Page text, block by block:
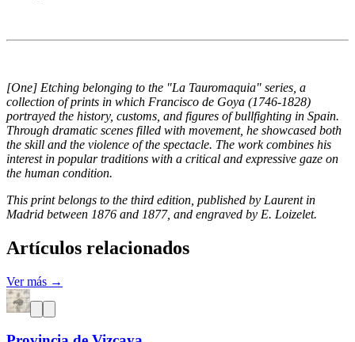
[One] Etching belonging to the "La Tauromaquia" series, a
collection of prints in which Francisco de Goya (1746-1828)
portrayed the history, customs, and figures of bullfighting in Spain.
Through dramatic scenes filled with movement, he showcased both
the skill and the violence of the spectacle. The work combines his
interest in popular traditions with a critical and expressive gaze on
the human condition.
This print belongs to the third edition, published by Laurent in
Madrid between 1876 and 1877, and engraved by E. Loizelet.
Artículos relacionados
Ver más →